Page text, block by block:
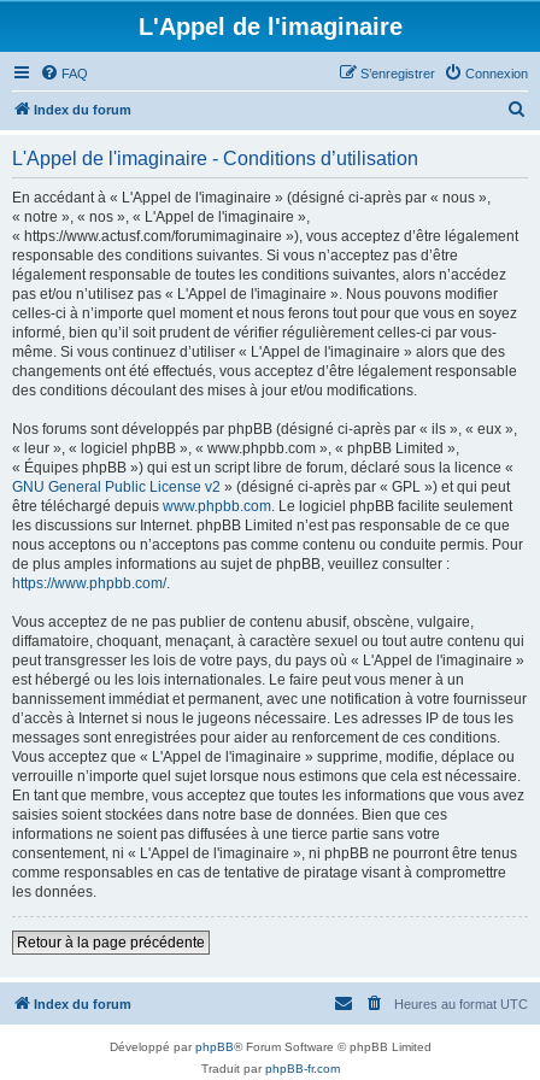
L'Appel de l'imaginaire
FAQ Connexion
S’enregistrer
Index du forum
L'Appel de l'imaginaire - Conditions d’utilisation
En accédant à « L'Appel de l'imaginaire » (désigné ci-après par « nous »,
« notre », « nos », « L'Appel de l'imaginaire »,
« https://www.actusf.com/forumimaginaire »), vous acceptez d’être légalement
responsable des conditions suivantes. Si vous n’acceptez pas d’être
légalement responsable de toutes les conditions suivantes, alors n’accédez
pas et/ou n’utilisez pas « L'Appel de l'imaginaire ». Nous pouvons modifier
celles-ci à n’importe quel moment et nous ferons tout pour que vous en soyez
informé, bien qu’il soit prudent de vérifier régulièrement celles-ci par vous-
même. Si vous continuez d’utiliser « L'Appel de l'imaginaire » alors que des
changements ont été effectués, vous acceptez d’être légalement responsable
des conditions découlant des mises à jour et/ou modifications.
Nos forums sont développés par phpBB (désigné ci-après par « ils », « eux »,
« leur », « logiciel phpBB », « www.phpbb.com », « phpBB Limited »,
« Équipes phpBB ») qui est un script libre de forum, déclaré sous la licence «
GNU General Public License v2 » (désigné ci-après par « GPL ») et qui peut
être téléchargé depuis www.phpbb.com. Le logiciel phpBB facilite seulement
les discussions sur Internet. phpBB Limited n’est pas responsable de ce que
nous acceptons ou n’acceptons pas comme contenu ou conduite permis. Pour
de plus amples informations au sujet de phpBB, veuillez consulter :
https://www.phpbb.com/.
Vous acceptez de ne pas publier de contenu abusif, obscène, vulgaire,
diffamatoire, choquant, menaçant, à caractère sexuel ou tout autre contenu qui
peut transgresser les lois de votre pays, du pays où « L'Appel de l'imaginaire »
est hébergé ou les lois internationales. Le faire peut vous mener à un
bannissement immédiat et permanent, avec une notification à votre fournisseur
d’accès à Internet si nous le jugeons nécessaire. Les adresses IP de tous les
messages sont enregistrées pour aider au renforcement de ces conditions.
Vous acceptez que « L'Appel de l'imaginaire » supprime, modifie, déplace ou
verrouille n’importe quel sujet lorsque nous estimons que cela est nécessaire.
En tant que membre, vous acceptez que toutes les informations que vous avez
saisies soient stockées dans notre base de données. Bien que ces
informations ne soient pas diffusées à une tierce partie sans votre
consentement, ni « L'Appel de l'imaginaire », ni phpBB ne pourront être tenus
comme responsables en cas de tentative de piratage visant à compromettre
les données.
Retour à la page précédente
Index du forum Heures au format UTC
Développé parphpBB® Forum Software © phpBB Limited
Traduit parphpBB-fr.com